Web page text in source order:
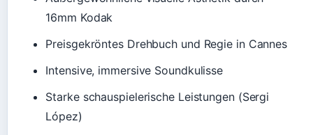
16mm Kodak
Preisgekröntes Drehbuch und Regie in Cannes
Intensive, immersive Soundkulisse
Starke schauspielerische Leistungen (Sergi
López)